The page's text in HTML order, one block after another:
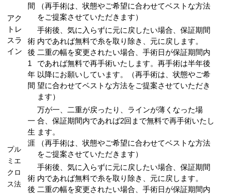
アク
トレ
スラ
イン
間
（再手術は、状態やご希望に合わせてベストな方法
をご提案させていただきます）
術
後
1
年
間
手術後、気に入らずに元に戻したい場合、保証期間
内であれば無料で糸を取り除き、元に戻します。
二重の幅を変更されたい場合、手術日が保証期間内
であれば無料で再手術いたします。再手術は半年後
以降にお願いしています。（再手術は、状態やご希
望に合わせてベストな方法をご提案させていただき
ます）
プル
ミエ
クロ
ス法
一
生
涯
万が一、二重が戻ったり、ラインが薄くなった場
合、保証期間内であれば2回まで無料で再手術いたし
ます。
（再手術は、状態やご希望に合わせてベストな方法
をご提案させていただきます）
術
後
手術後、気に入らずに元に戻したい場合、保証期間
内であれば無料で糸を取り除き、元に戻します。
二重の幅を変更されたい場合、手術日が保証期間内